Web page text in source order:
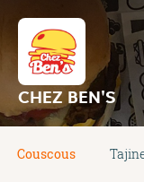
CHEZ BEN'S
Couscous